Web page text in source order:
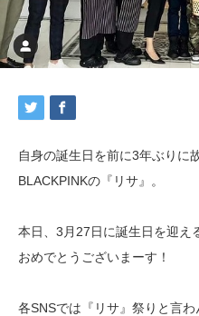
自身の誕生日を前に3年ぶりに
BLACKPINKの『リサ』。
本日、3月27日に誕生日を迎え
おめでとうございまーす！
各SNSでは『リサ』祭りと言